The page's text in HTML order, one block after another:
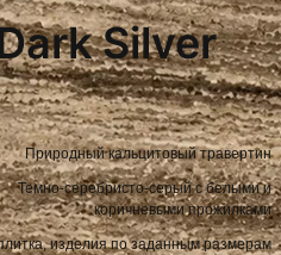
Silver
Природный кальцитовый травертин
Темно-серебристо-серый с белыми и
коричневыми прожилками
изделия по заданным размерам